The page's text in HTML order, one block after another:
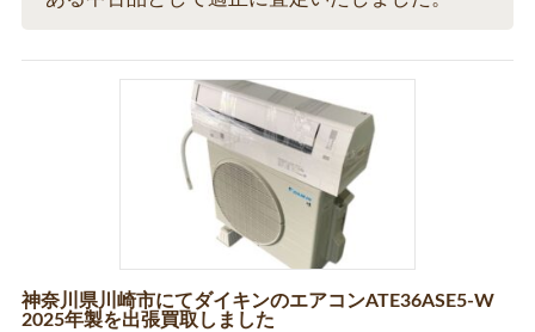
神奈川県川崎市にてダイキンのエアコンATE36ASE5-W
2025年製を出張買取しました